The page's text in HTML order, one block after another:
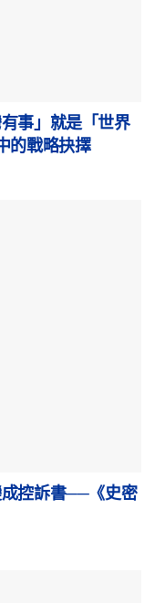
事」就是「世界
的戰略抉擇
控訴書──《史密